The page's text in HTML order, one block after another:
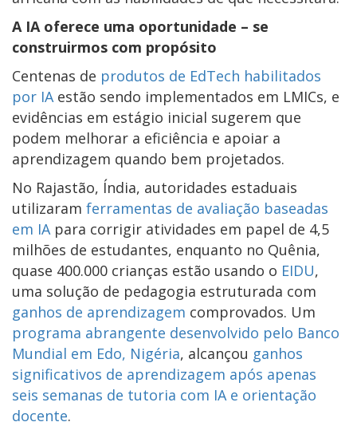
A IA oferece uma oportunidade – se
construirmos com propósito
Centenas de produtos de EdTech habilitados
por IAestão sendo implementados em LMICs, e
evidências em estágio inicial sugerem que
podem melhorar a eficiência e apoiar a
aprendizagem quando bem projetados.
No Rajastão, Índia, autoridades estaduais
utilizaram ferramentas de avaliação baseadas
em IApara corrigir atividades em papel de 4,5
milhões de estudantes, enquanto no Quênia,
quase 400.000 crianças estão usando o EIDU,
uma solução de pedagogia estruturada com
ganhos de aprendizagem comprovados. Um
programa abrangente desenvolvido pelo Banco
Mundial em Edo, Nigéria, alcançou ganhos
significativos de aprendizagem após apenas
seis semanas de tutoria com IA e orientação
docente.